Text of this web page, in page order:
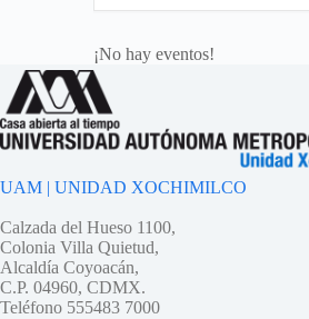
¡No hay eventos!
UAM | UNIDAD XOCHIMILCO
Calzada del Hueso 1100,
Colonia Villa Quietud,
Alcaldía Coyoacán,
C.P. 04960, CDMX.
Teléfono 555483 7000